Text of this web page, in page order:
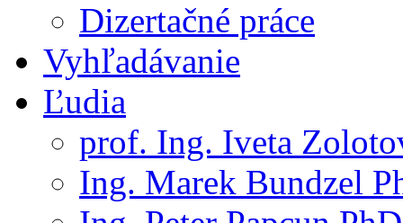
Dizertačné práce
Vyhľadávanie
Ľudia
prof. Ing. Iveta
Ing. Marek Bundzel